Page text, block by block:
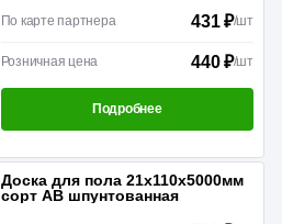
По карте партнера 431 ₽/шт
Розничная цена 440 ₽/шт
Подробнее
Доска для пола 21х110х5000мм
сорт АВ шпунтованная